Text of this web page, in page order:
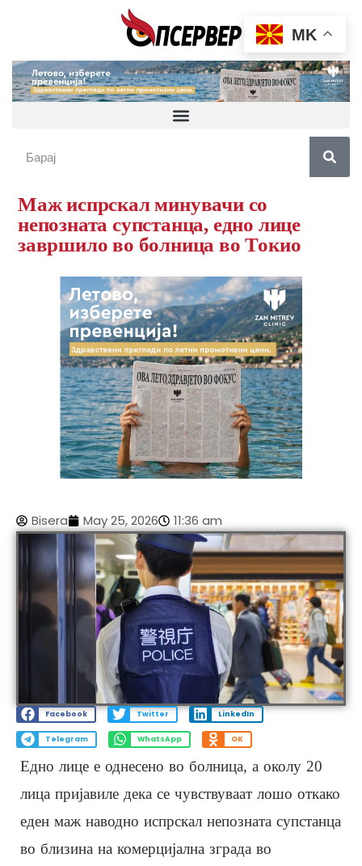
Маж испрскал минувачи со
непозната супстанца, едно лице
завршило во болница во Токио
Bisera May 25, 2026 11:36 am
Facebook Twitter LinkedIn
Telegram WhatsApp OK
Едно лице е однесено во болница, а околу 20
лица пријавиле дека се чувствуваат лошо откако
еден маж наводно испрскал непозната супстанца
во близина на комерцијална зграда во
MK